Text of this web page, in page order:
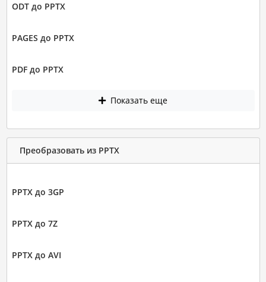
ODT до PPTX
PAGES до PPTX
PDF до PPTX
Показать еще
Преобразовать из PPTX
PPTX до 3GP
PPTX до 7Z
PPTX до AVI